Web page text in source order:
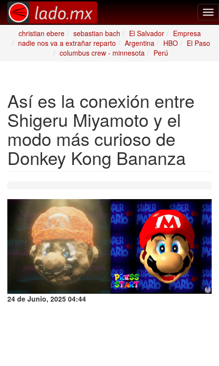
christian ebere
sebastian bach El Salvador
Empresa
nadie nos va a extrañar reparto
Argentina HBO
El Paso
columbus crew - minnesota
Perú
Así es la conexión entre
Shigeru Miyamoto y el
modo más curioso de
Donkey Kong Bananza
24 de Junio, 2025 04:44